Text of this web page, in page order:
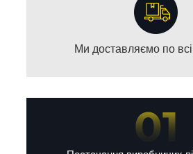
Ми доставляємо по